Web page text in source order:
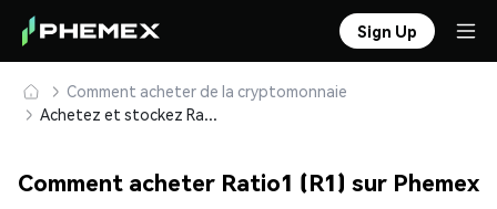
Sign Up
Comment acheter de la cryptomonnaie
Achetez et stockez Ratio1 (R1) en toute sécurité
Comment acheter Ratio1 (R1) sur Phemex